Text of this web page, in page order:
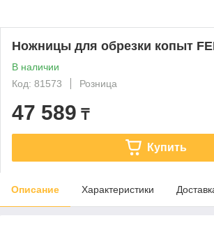
Ножницы для обрезки копыт
В наличии
Код: 81573
Розница
47 589 ₸
Купить
Описание Характеристики